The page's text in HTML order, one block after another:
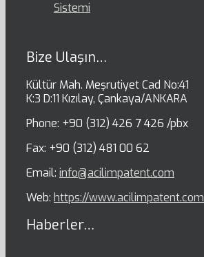
Sistemi
Bize Ulaşın…
Kültür Mah. Meşrutiyet Cad No:41
K:3 D:11 Kızılay, Çankaya/ANKARA
Phone: +90 (312) 426 7 426 /pbx
Fax: +90 (312) 481 00 62
Email: info@acilimpatent.com
Web: https://www.acilimpatent.com
Haberler…